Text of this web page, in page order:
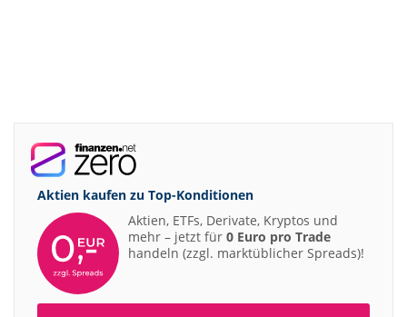
Aktien kaufen zu Top-Konditionen
Aktien, ETFs, Derivate, Kryptos und
mehr – jetzt für 0 Euro pro Trade
handeln (zzgl. marktüblicher Spreads)!